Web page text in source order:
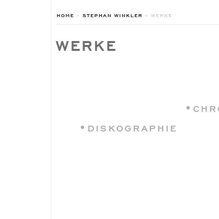
HOME » STEPHAN WINKLER » WERKE
WERKE
•DISKOGRAPHIE